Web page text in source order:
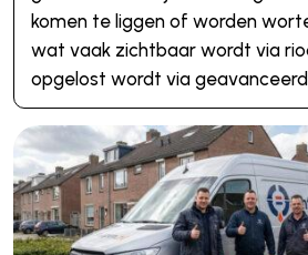
komen te liggen of worden
wat vaak zichtbaar wordt via
opgelost wordt via